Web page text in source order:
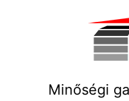
Minőségi